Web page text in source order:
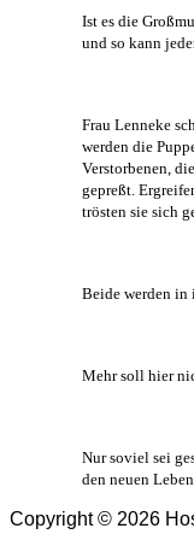
Ist es die
und so kann
Frau Lenneke
werden die
Verstorbenen,
gepreßt.
trösten sie sich
Beide werden in
Mehr soll hier
Nur soviel sei
den neuen
Copyright © 2026